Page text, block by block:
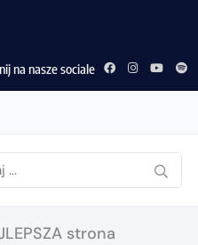
na nasze sociale
strona